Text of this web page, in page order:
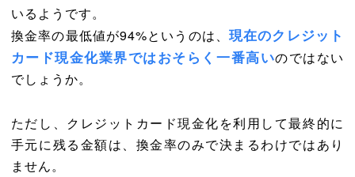
いるようです。
換金率の最低値が94%というのは、現在のクレジット
カード現金化業界ではおそらく一番高いのではない
でしょうか。
ただし、クレジットカード現金化を利用して最終的に
手元に残る金額は、換金率のみで決まるわけではあり
ません。